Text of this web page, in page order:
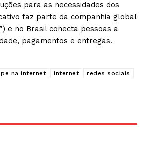
para as necessidades dos
faz parte da companhia global
e no Brasil conecta pessoas a
pagamentos e entregas.
na internet internet redes sociais